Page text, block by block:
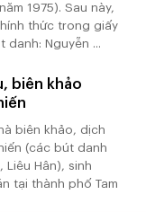
1975). Sau này,
thức trong giấy
danh: Nguyễn ...
biên khảo
biên khảo, dịch
(các bút danh
Liêu Hân), sinh
tại thành phố Tam